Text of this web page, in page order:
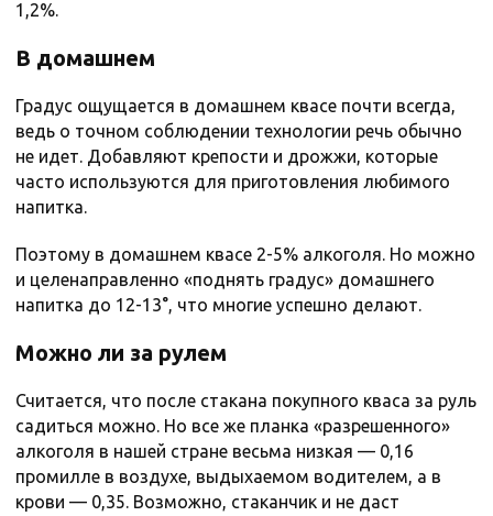
1,2%.
В домашнем
Градус ощущается в домашнем квасе почти всегда,
ведь о точном соблюдении технологии речь обычно
не идет. Добавляют крепости и дрожжи, которые
часто используются для приготовления любимого
напитка.
Поэтому в домашнем квасе 2-5% алкоголя. Но можно
и целенаправленно «поднять градус» домашнего
напитка до 12-13°, что многие успешно делают.
Можно ли за рулем
Считается, что после стакана покупного кваса за руль
садиться можно. Но все же планка «разрешенного»
алкоголя в нашей стране весьма низкая — 0,16
промилле в воздухе, выдыхаемом водителем, а в
крови — 0,35. Возможно, стаканчик и не даст